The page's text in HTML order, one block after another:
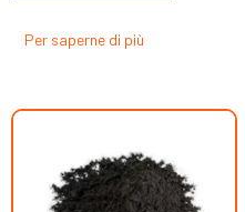
Per saperne di più